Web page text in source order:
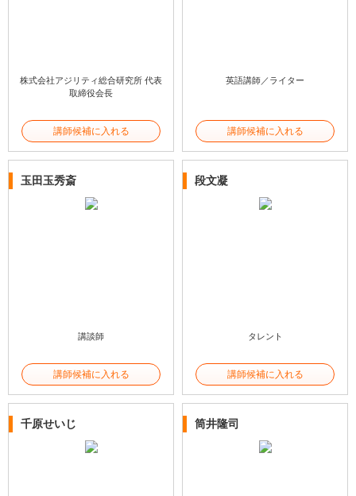
株式会社アジリティ総合研究所 代表
取締役会長
講師候補に入れる
英語講師／ライター
講師候補に入れる
玉田玉秀斎
講談師
講師候補に入れる
段文凝
タレント
講師候補に入れる
千原せいじ 筒井隆司